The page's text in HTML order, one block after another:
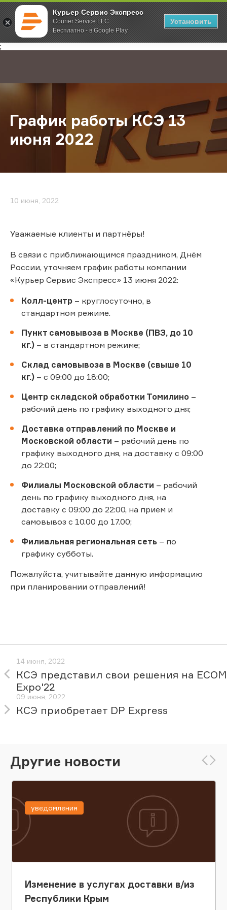
Курьер Сервис Экспресс
Courier Service LLC
Бесплатно - в Google Play
Установить
;
Главная О компании Новости График работы КСЭ 13 июня 2022
График работы КСЭ 13
июня 2022
10 июня, 2022
Уважаемые клиенты и партнёры!
В связи с приближающимся праздником, Днём
России, уточняем график работы компании
«Курьер Сервис Экспресс» 13 июня 2022:
Колл-центр – круглосуточно, в
стандартном режиме.
Пункт самовывоза в Москве (ПВЗ, до 10
кг.) – в стандартном режиме;
Склад самовывоза в Москве (свыше 10
кг.) – с 09:00 до 18:00;
Центр складской обработки Томилино –
рабочий день по графику выходного дня;
Доставка отправлений по Москве и
Московской области – рабочий день по
графику выходного дня, на доставку с 09:00
до 22:00;
Филиалы Московской области – рабочий
день по графику выходного дня, на
доставку с 09:00 до 22:00, на прием и
самовывоз с 10.00 до 17.00;
Филиальная региональная сеть – по
графику субботы.
Пожалуйста, учитывайте данную информацию
при планировании отправлений!
14 июня, 2022
КСЭ представил свои решения на ECOM
Expo'22
09 июня, 2022
КСЭ приобретает DP Express
Другие новости
Изменение в услугах доставки в/из
Республики Крым
уведомления